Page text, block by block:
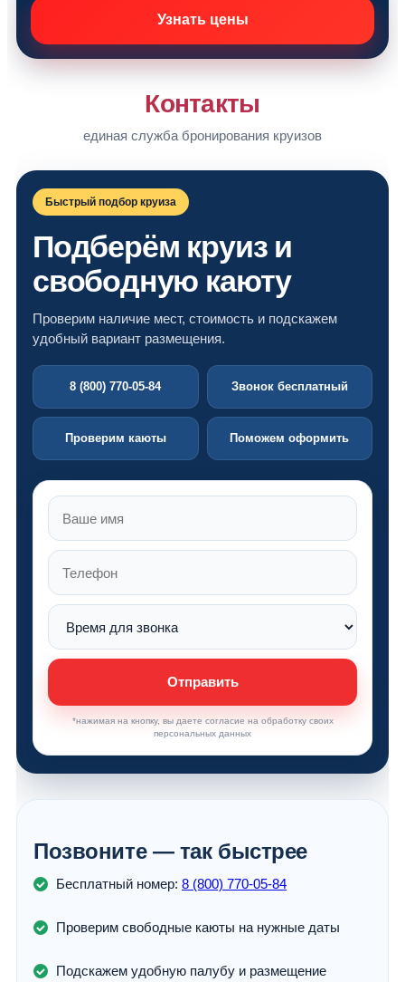
Контакты
единая служба бронирования круизов
Быстрый подбор круиза
Подберём круиз и
свободную каюту
Проверим наличие мест, стоимость и подскажем
удобный вариант размещения.
8 (800) 770-05-84 Звонок бесплатный
Проверим каюты Поможем оформить
Отправить
*нажимая на кнопку, вы даете согласие на обработку своих
персональных данных
Позвоните — так быстрее
Бесплатный номер: 8 (800) 770-05-84
Проверим свободные каюты на нужные даты
Подскажем удобную палубу и размещение